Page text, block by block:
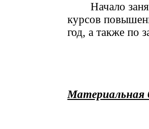
Начало
курсов
год, а также по
Материальная